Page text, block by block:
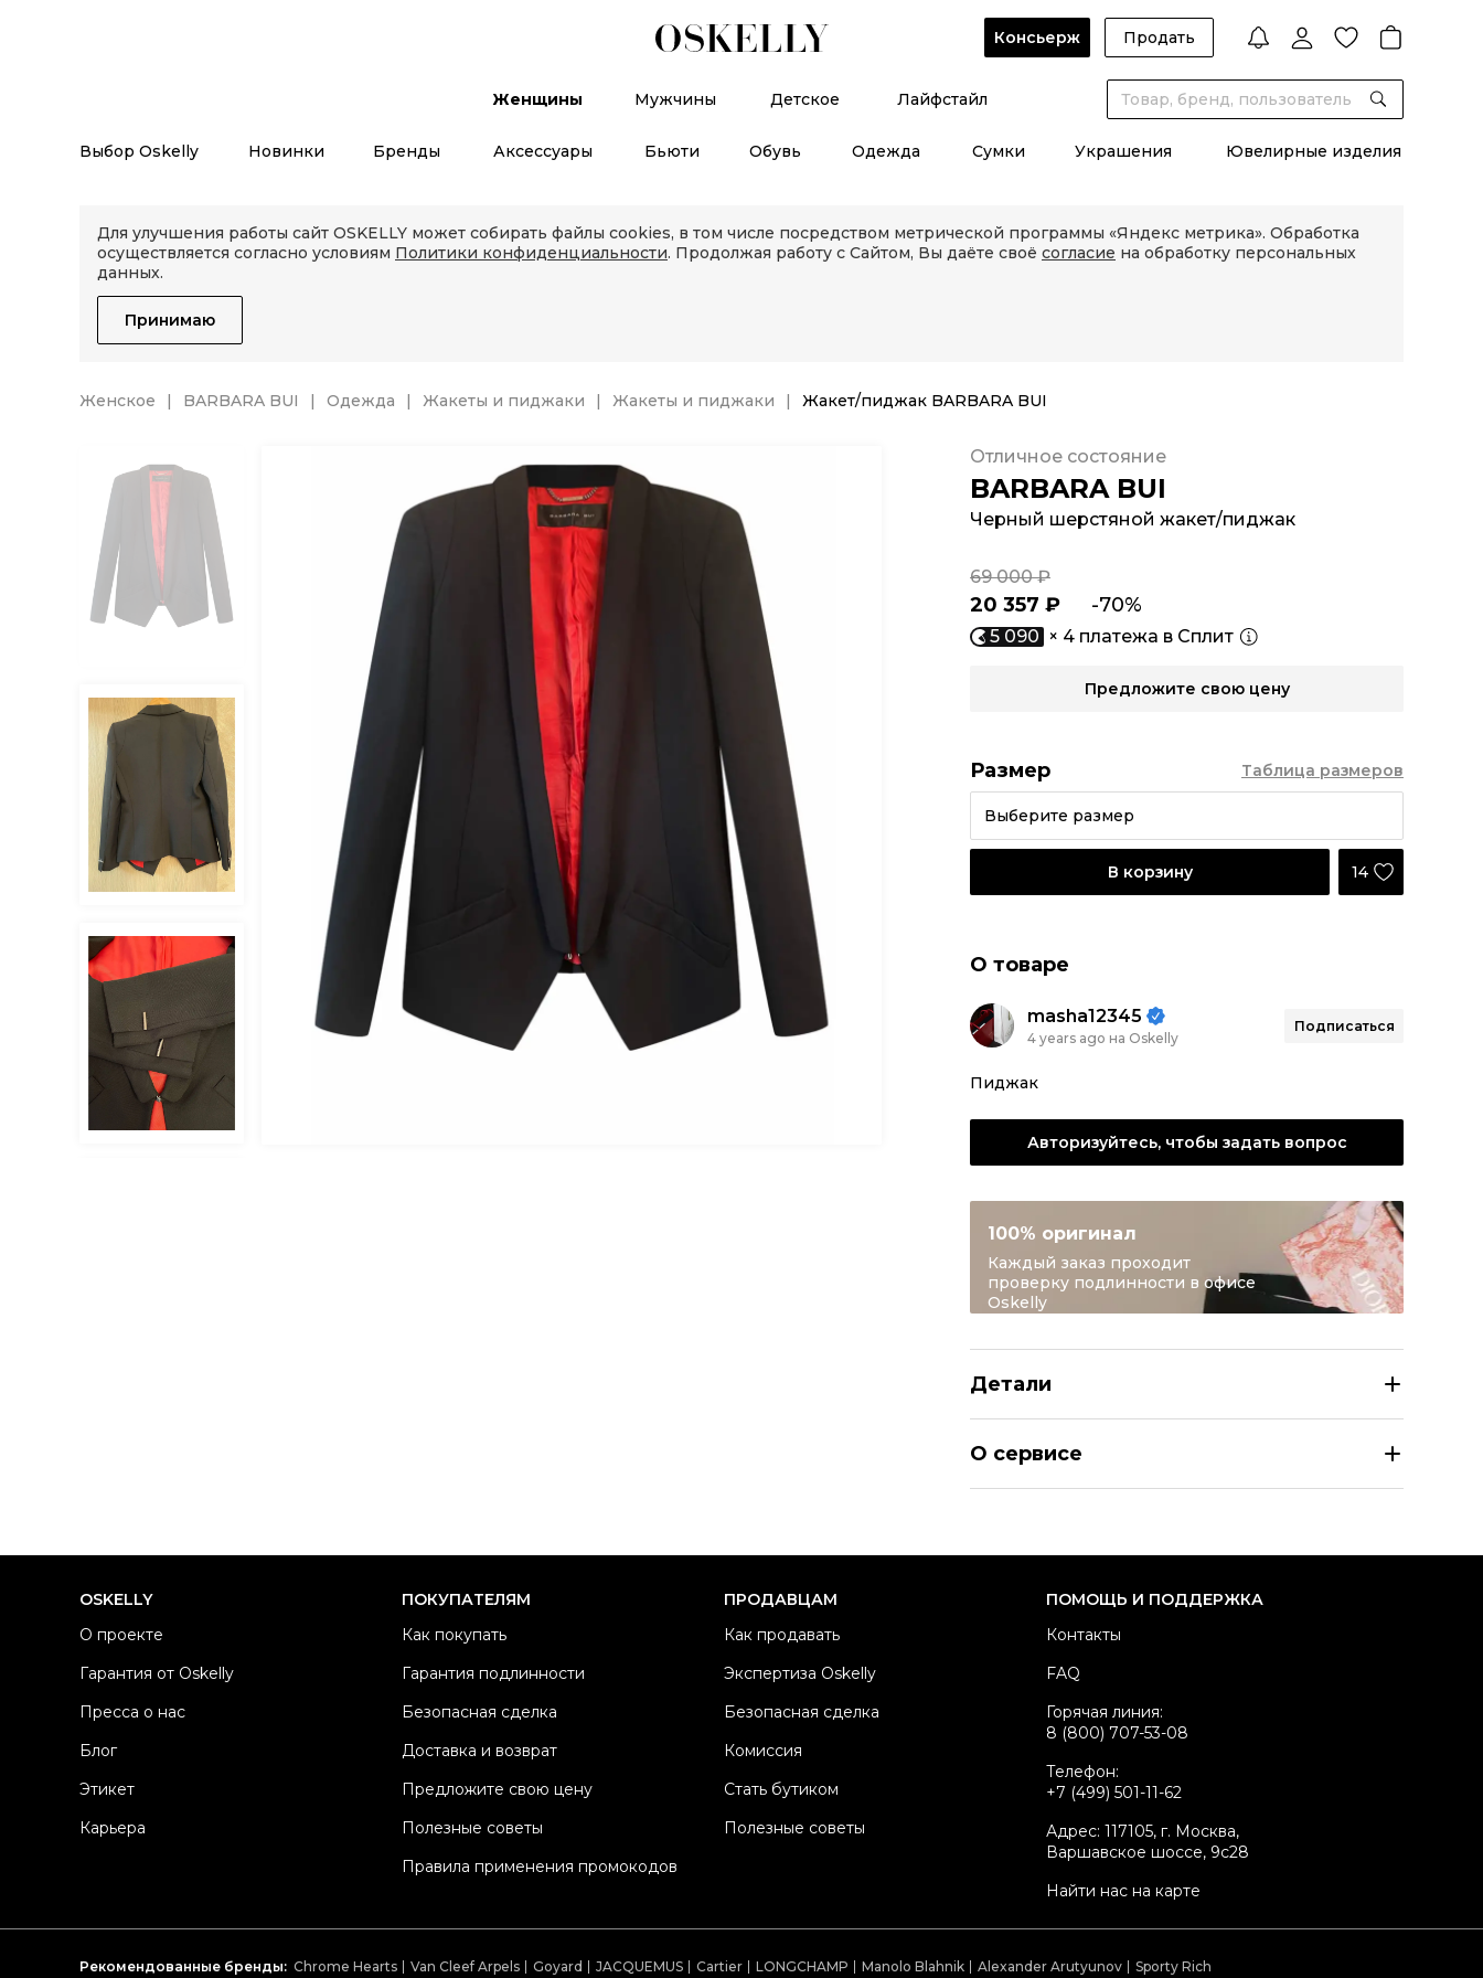
Консьерж Продать
Женщины Мужчины Детское Лайфстайл
Выбор Oskelly Новинки Бренды Аксессуары Бьюти Обувь Одежда Сумки Украшения Ювелирные изделия
Для улучшения работы сайт OSKELLY может собирать файлы cookies, в том числе посредством метрической программы «Яндекс метрика». Обработка
осуществляется согласно условиям Политики конфиденциальности. Продолжая работу с Сайтом, Вы даёте своё согласие на обработку персональных
данных.
Принимаю
Женское BARBARA BUI Одежда Жакеты и пиджаки Жакеты и пиджаки Жакет/пиджак BARBARA BUI
BARBARA BUI
Черный шерстяной жакет/пиджак
Отличное состояние
20 357 ₽ -70%
69 000 ₽
5 090 × 4 платежа в Сплит
Предложите свою цену
Размер
Выберите размер
Таблица размеров
В корзину 14
О товаре
masha12345
4 years ago на Oskelly
Подписаться
Пиджак
Авторизуйтесь, чтобы задать вопрос
100% оригинал
Каждый заказ проходит
проверку подлинности в офисе
Oskelly
Детали
Состояние товара
Продавец
О сервисе
OSKELLY
О проекте
Гарантия от Oskelly
Пресса о нас
Блог
Этикет
Карьера
ПОКУПАТЕЛЯМ
Как покупать
Гарантия подлинности
Безопасная сделка
Доставка и возврат
Предложите свою цену
Полезные советы
Правила применения промокодов
ПРОДАВЦАМ
Как продавать
Экспертиза Oskelly
Безопасная сделка
Комиссия
Стать бутиком
Полезные советы
ПОМОЩЬ И ПОДДЕРЖКА
Контакты
FAQ
Горячая линия:
8 (800) 707-53-08
Телефон:
+7 (499) 501-11-62
Адрес: 117105, г. Москва,
Варшавское шоссе, 9с28
Найти нас на карте
Рекомендованные бренды: Chrome Hearts Van Cleef Arpels Goyard JACQUEMUS Cartier LONGCHAMP Manolo Blahnik Alexander Arutyunov Sporty Rich